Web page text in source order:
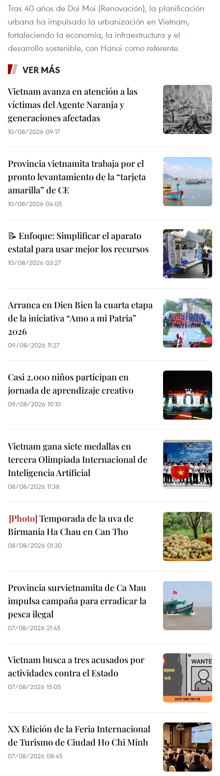
Tras 40 años de Doi Moi (Renovación), la planificación
urbana ha impulsado la urbanización en Vietnam,
fortaleciendo la economía, la infraestructura y el
desarrollo sostenible, con Hanoi como referente.
VER MÁS
Vietnam avanza en atención a las
víctimas del Agente Naranja y
generaciones afectadas
10/08/2026 09:17
Provincia vietnamita trabaja por el
pronto levantamiento de la “tarjeta
amarilla” de CE
10/08/2026 04:05
📝 Enfoque: Simplificar el aparato
estatal para usar mejor los recursos
10/08/2026 03:27
Arranca en Dien Bien la cuarta etapa
de la iniciativa “Amo a mi Patria”
2026
09/08/2026 11:27
Casi 2.000 niños participan en
jornada de aprendizaje creativo
09/08/2026 10:10
Vietnam gana siete medallas en
tercera Olimpiada Internacional de
Inteligencia Artificial
08/08/2026 11:38
Temporada de la uva de
Birmania Ha Chau en Can Tho
08/08/2026 01:30
Provincia survietnamita de Ca Mau
impulsa campaña para erradicar la
pesca ilegal
07/08/2026 21:45
Vietnam busca a tres acusados por
actividades contra el Estado
07/08/2026 15:05
XX Edición de la Feria Internacional
de Turismo de Ciudad Ho Chi Minh
07/08/2026 08:45